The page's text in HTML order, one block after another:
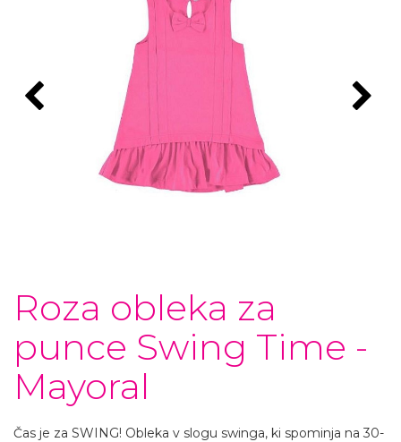
Roza obleka za
punce Swing Time -
Mayoral
Čas je za SWING! Obleka v slogu swinga, ki spominja na 30-